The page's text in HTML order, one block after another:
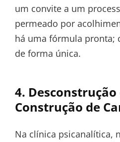
um convite a um
permeado por
há uma fórmula pronta;
de forma única.
4. Desconstrução
Construção de
Na clínica psicanalítica,